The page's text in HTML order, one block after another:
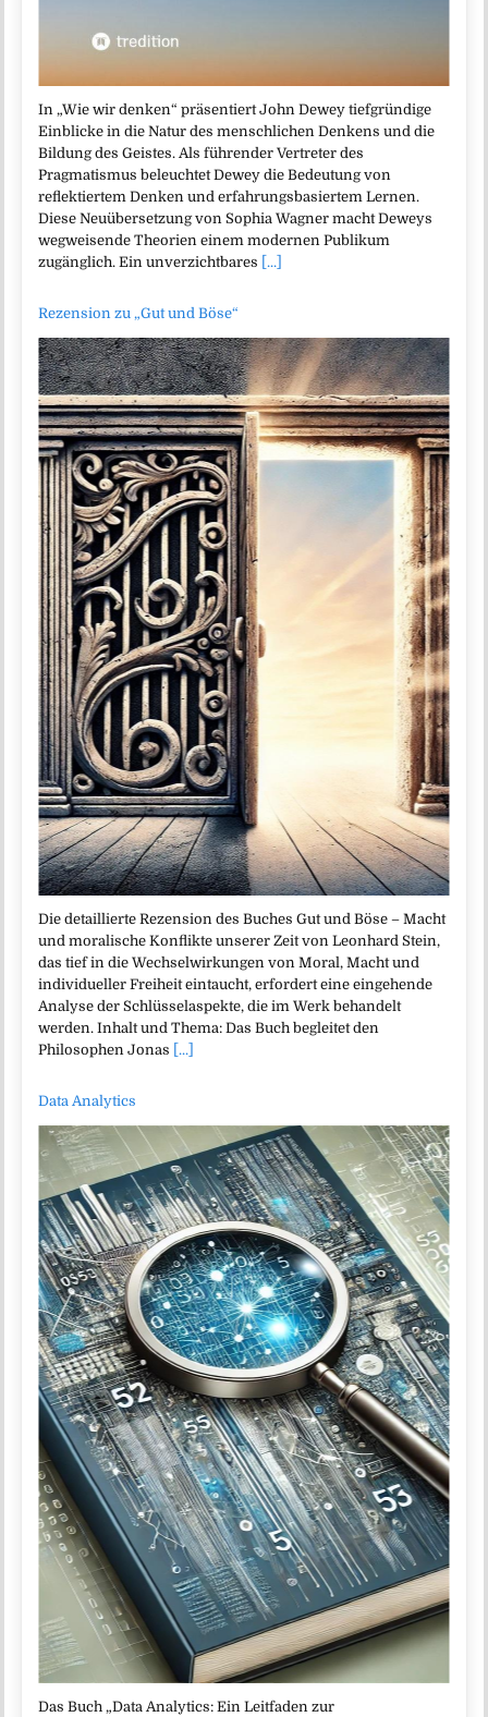
In „Wie wir denken“ präsentiert John Dewey tiefgründige
Einblicke in die Natur des menschlichen Denkens und die
Bildung des Geistes. Als führender Vertreter des
Pragmatismus beleuchtet Dewey die Bedeutung von
reflektiertem Denken und erfahrungsbasiertem Lernen.
Diese Neuübersetzung von Sophia Wagner macht Deweys
wegweisende Theorien einem modernen Publikum
zugänglich. Ein unverzichtbares [...]
Rezension zu „Gut und Böse“
Die detaillierte Rezension des Buches Gut und Böse – Macht
und moralische Konflikte unserer Zeit von Leonhard Stein,
das tief in die Wechselwirkungen von Moral, Macht und
individueller Freiheit eintaucht, erfordert eine eingehende
Analyse der Schlüsselaspekte, die im Werk behandelt
werden. Inhalt und Thema: Das Buch begleitet den
Philosophen Jonas [...]
Data Analytics
Das Buch „Data Analytics: Ein Leitfaden zur